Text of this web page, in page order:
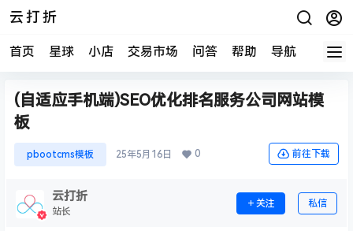
云打折
首页 星球 小店 交易市场 问答 帮助 导航 快报
(自适应手机端)SEO优化排名服务公司网站模
板
pbootcms模板 25年5月16日 0 前往下载
云打折
站长
关注 私信